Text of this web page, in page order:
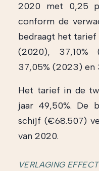
2020 met 0,25
conform de
bedraagt het
(2020), 37,10%
37,05% (2023) en
Het tarief in de
jaar 49,50%. De
schijf (€68.507)
van 2020.
VERLAGING